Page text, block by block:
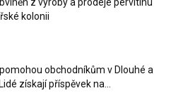
z výroby a prodeje pervitinu
kolonii
obchodníkům v Dlouhé a
získají příspěvek na...